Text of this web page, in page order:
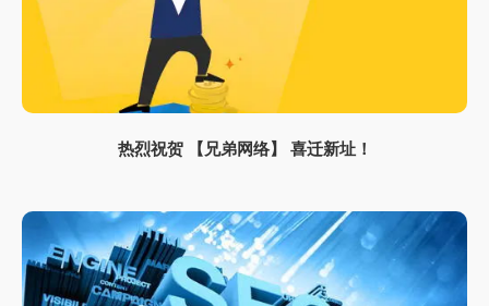
热烈祝贺 【兄弟网络】 喜迁新址！